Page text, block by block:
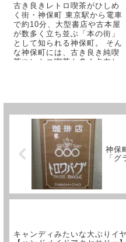
古き良きレトロ喫茶がひしめ
く街・神保町 東京駅から電車
で約10分、大型書店や古本屋
が数多く立ち並ぶ「本の街」
として知られる神保町。 そん
な神保町には、古き良き純喫
茶やレトロ喫茶も多く点在し
神保
「
キャンディみたいな大ぶりイ